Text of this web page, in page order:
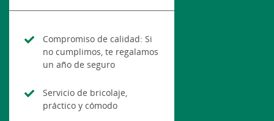
Compromiso de calidad: Si
no cumplimos, te regalamos
un año de seguro
Servicio de bricolaje,
práctico y cómodo